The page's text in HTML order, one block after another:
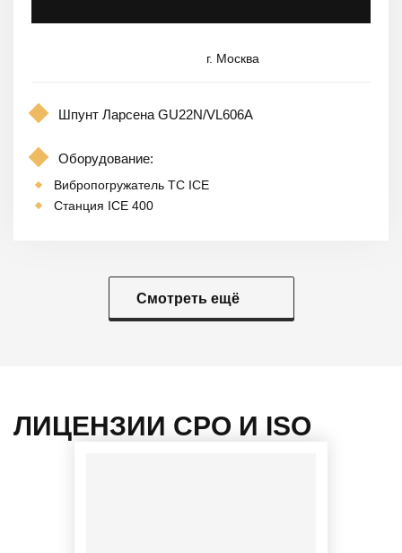
г. Москва
Шпунт Ларсена GU22N/VL606A
Оборудование:
Вибропогружатель TC ICE
Станция ICE 400
Смотреть ещё
ЛИЦЕНЗИИ СРО И ISO